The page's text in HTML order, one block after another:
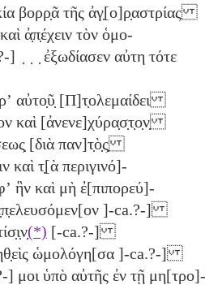
βορρ̣ᾶ τῆς ἀγ̣[ο]ρ̣αστρίας
ἀ̣π̣έχειν τὸν ὁμο-
] ̣ ̣ ̣ ἐξωδίασεν αὐτη τότε
αὐτο̣ῦ̣ [Π]τ̣ολεμαίδει
καὶ [ἀνενε]χύρα̣σ̣τ̣ο̣ν̣
[διὰ παν]τ̣ὸ̣ς̣
καὶ τ̣[ὰ περιγινό]-
ἣν καὶ μὴ ἐ[πιπορεύ]-
]-ca.?-]
(*) [-ca.?-]
ὡμολόγη[σα ]-ca.?-]
μοι ὑπὸ αὐτῆς ἐν τῇ μη[τρο]-